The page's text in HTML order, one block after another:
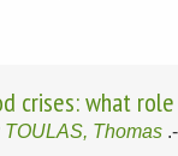
crises: what
TOULAS, Thomas .-